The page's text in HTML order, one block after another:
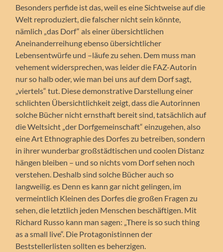
Besonders perfide ist das, weil es eine Sichtweise auf die
Welt reproduziert, die falscher nicht sein könnte,
nämlich „das Dorf“ als einer übersichtlichen
Aneinanderreihung ebenso übersichtlicher
Lebensentwürfe und –läufe zu sehen. Dem muss man
vehement widersprechen, was leider die FAZ-Autorin
nur so halb oder, wie man bei uns auf dem Dorf sagt,
„viertels“ tut. Diese demonstrative Darstellung einer
schlichten Übersichtlichkeit zeigt, dass die Autorinnen
solche Bücher nicht ernsthaft bereit sind, tatsächlich auf
die Weltsicht „der Dorfgemeinschaft“ einzugehen, also
eine Art Ethnographie des Dorfes zu betreiben, sondern
in ihrer wunderbar großstädtischen und coolen Distanz
hängen bleiben – und so nichts vom Dorf sehen noch
verstehen. Deshalb sind solche Bücher auch so
langweilig. es Denn es kann gar nicht gelingen, im
vermeintlich Kleinen des Dorfes die großen Fragen zu
sehen, die letztlich jeden Menschen beschäftigen. Mit
Richard Russo kann man sagen: „There is so such thing
as a small live“. Die Protagonistinnen der
Beststellerlisten sollten es beherzigen.